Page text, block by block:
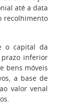
até a data
recolhimento
capital da
inferior
bens móveis
a base de
valor venal